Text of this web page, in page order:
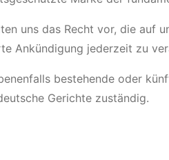
uns das Recht vor, die auf
Ankündigung jederzeit zu
bestehende oder
Gerichte zuständig.